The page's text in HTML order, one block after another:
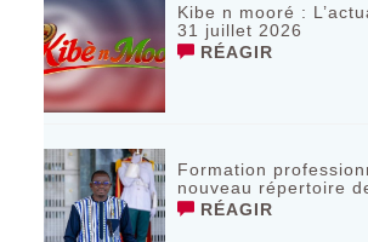
Kibe n mooré :
31 juillet 2026
RÉAGIR
Formation
nouveau répertoire
RÉAGIR